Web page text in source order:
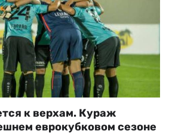
к верхам. Кураж
еврокубковом сезоне